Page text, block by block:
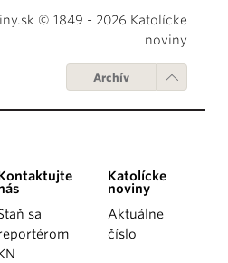
© 1849 - 2026 Katolícke
noviny
Archív
sa
Katolícke
noviny
Aktuálne
číslo